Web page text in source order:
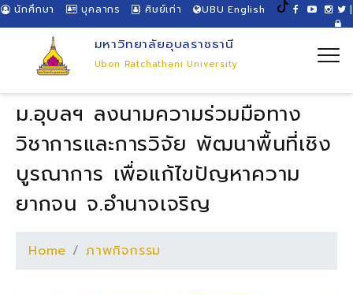
นักศึกษา บุคลากร ศิษย์เก่า UBU English |
มหาวิทยาลัยอุบลราชธานี
Ubon Ratchathani University
ม.อุบลฯ ลงนามความร่วมมือทาง
วิชาการและการวิจัย พัฒนาพื้นที่เชิง
บูรณาการ เพื่อแก้ไขปัญหาความ
ยากจน จ.อำนาจเจริญ
Home ภาพกิจกรรม